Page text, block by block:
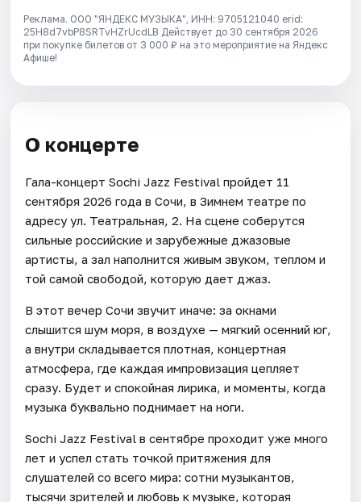
Реклама. ООО "ЯНДЕКС МУЗЫКА", ИНН: 9705121040 erid:
25H8d7vbP8SRTvHZrUcdLB Действует до 30 сентября 2026
при покупке билетов от 3 000 ₽ на это мероприятие на Яндекс
Афише!
О концерте
Гала-концерт Sochi Jazz Festival пройдет 11
сентября 2026 года в Сочи, в Зимнем театре по
адресу ул. Театральная, 2. На сцене соберутся
сильные российские и зарубежные джазовые
артисты, а зал наполнится живым звуком, теплом и
той самой свободой, которую дает джаз.
В этот вечер Сочи звучит иначе: за окнами
слышится шум моря, в воздухе — мягкий осенний юг,
а внутри складывается плотная, концертная
атмосфера, где каждая импровизация цепляет
сразу. Будет и спокойная лирика, и моменты, когда
музыка буквально поднимает на ноги.
Sochi Jazz Festival в сентябре проходит уже много
лет и успел стать точкой притяжения для
слушателей со всего мира: сотни музыкантов,
тысячи зрителей и любовь к музыке, которая